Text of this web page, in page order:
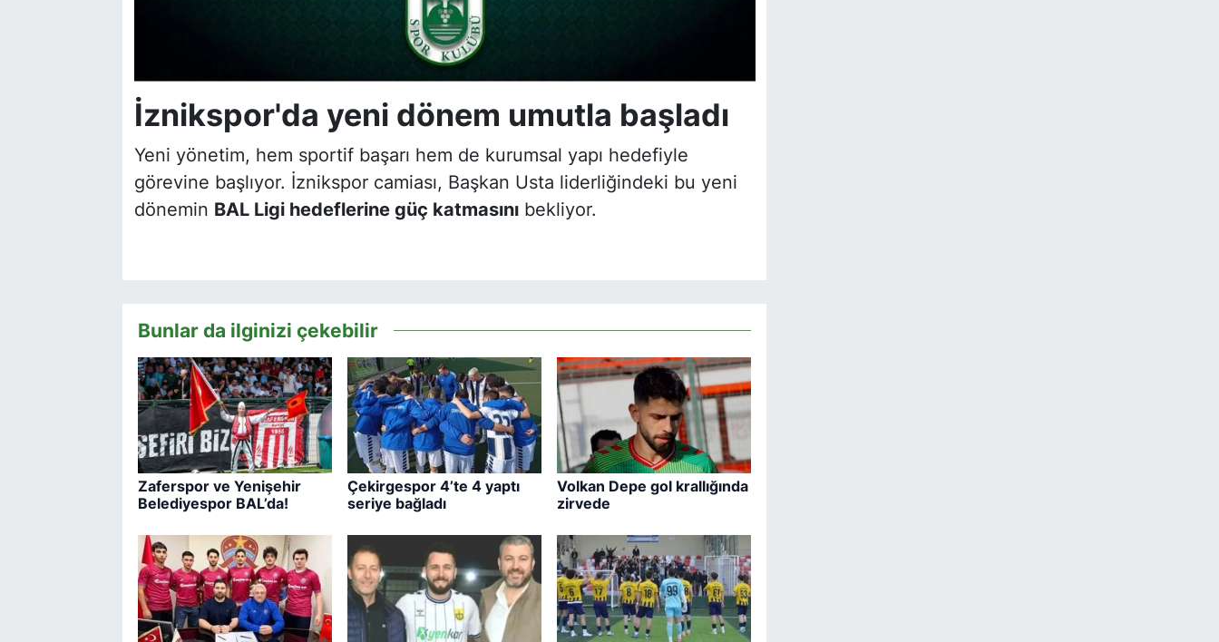
İznikspor'da yeni dönem umutla başladı
Yeni yönetim, hem sportif başarı hem de kurumsal yapı hedefiyle
görevine başlıyor. İznikspor camiası, Başkan Usta liderliğindeki bu yeni
dönemin BAL Ligi hedeflerine güç katmasınıbekliyor.
Bunlar da ilginizi çekebilir
Zaferspor ve Yenişehir
Belediyespor BAL’da!
Çekirgespor 4’te 4 yaptı
seriye bağladı
Volkan Depe gol krallığında
zirvede